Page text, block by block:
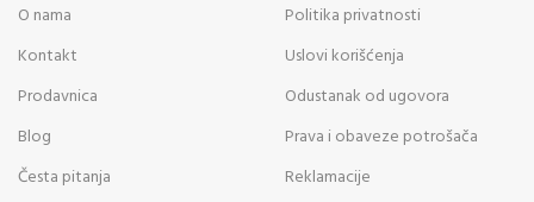
O nama
Kontakt
Prodavnica
Blog
Česta pitanja
Politika privatnosti
Uslovi korišćenja
Odustanak od ugovora
Prava i obaveze potrošača
Reklamacije